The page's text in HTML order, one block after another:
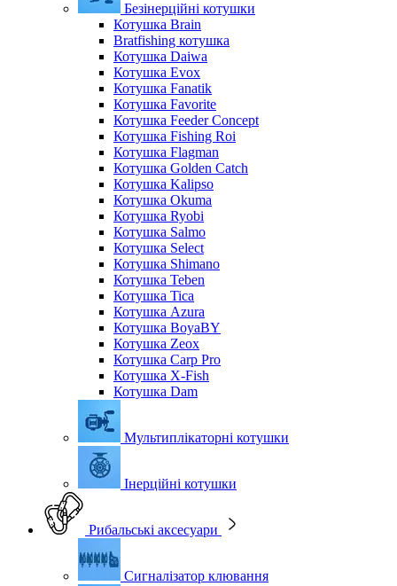
Безінерційні котушки
Котушка Brain
Bratfishing котушка
Котушка Daiwa
Котушка Evox
Котушка Fanatik
Котушка Favorite
Котушка Feeder Concept
Котушка Fishing Roi
Котушка Flagman
Котушка Golden Catch
Котушка Kalipso
Котушка Okuma
Котушка Ryobi
Котушка Salmo
Котушка Select
Котушка Shimano
Котушка Teben
Котушка Tica
Котушка Azura
Котушка BoyaBY
Котушка Zeox
Котушка Carp Pro
Котушка X-Fish
Котушка Dam
Мультиплікаторні котушки
Інерційні котушки
Рибальські аксесуари
Сигналізатор клювання